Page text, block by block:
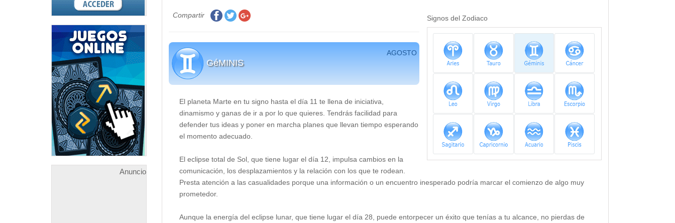
Anuncio
Signos del Zodiaco
Compartir
GéMINIS
AGOSTO
El planeta Marte en tu signo hasta el día 11 te llena de iniciativa,
dinamismo y ganas de ir a por lo que quieres. Tendrás facilidad para
defender tus ideas y poner en marcha planes que llevan tiempo esperando
el momento adecuado.
El eclipse total de Sol, que tiene lugar el día 12, impulsa cambios en la
comunicación, los desplazamientos y la relación con los que te rodean.
Presta atención a las casualidades porque una información o un encuentro inesperado podría marcar el comienzo de algo muy
prometedor.
Aunque la energía del eclipse lunar, que tiene lugar el día 28, puede entorpecer un éxito que tenías a tu alcance, no pierdas de